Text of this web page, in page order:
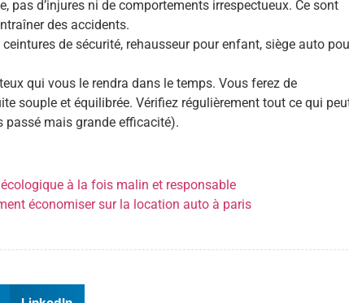
pas d’injures ni de comportements irrespectueux. Ce sont
des accidents.
de sécurité, rehausseur pour enfant, siège auto
qui vous le rendra dans le temps. Vous ferez de
souple et équilibrée. Vérifiez régulièrement tout ce qui
passé mais grande efficacité).
à la fois malin et responsable
économiser sur la location auto à paris